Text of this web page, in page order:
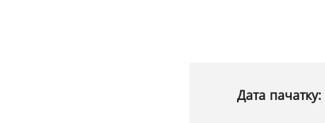
Дата пачатку: